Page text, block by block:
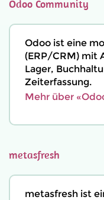
Odoo Community
Odoo ist eine
(ERP/CRM) mit
Lager,
Zeiterfassung.
Mehr über
metasfresh
metasfresh ist